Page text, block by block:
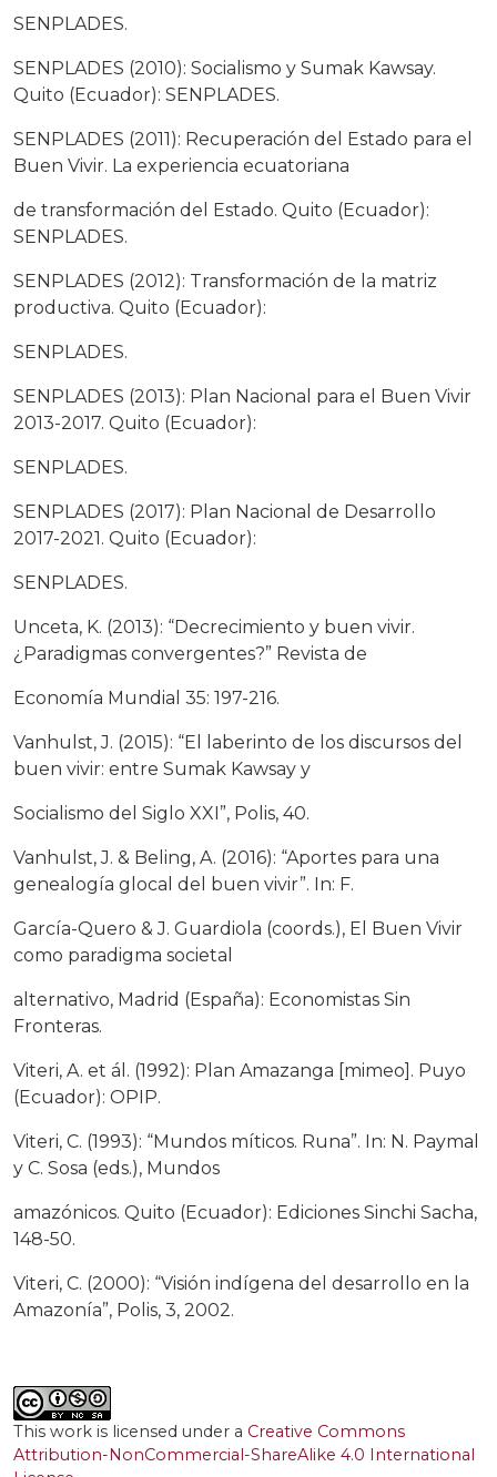
SENPLADES.
SENPLADES (2010): Socialismo y Sumak Kawsay.
Quito (Ecuador): SENPLADES.
SENPLADES (2011): Recuperación del Estado para el
Buen Vivir. La experiencia ecuatoriana
de transformación del Estado. Quito (Ecuador):
SENPLADES.
SENPLADES (2012): Transformación de la matriz
productiva. Quito (Ecuador):
SENPLADES.
SENPLADES (2013): Plan Nacional para el Buen Vivir
2013-2017. Quito (Ecuador):
SENPLADES.
SENPLADES (2017): Plan Nacional de Desarrollo
2017-2021. Quito (Ecuador):
SENPLADES.
Unceta, K. (2013): “Decrecimiento y buen vivir.
¿Paradigmas convergentes?” Revista de
Economía Mundial 35: 197-216.
Vanhulst, J. (2015): “El laberinto de los discursos del
buen vivir: entre Sumak Kawsay y
Socialismo del Siglo XXI”, Polis, 40.
Vanhulst, J. & Beling, A. (2016): “Aportes para una
genealogía glocal del buen vivir”. In: F.
García-Quero & J. Guardiola (coords.), El Buen Vivir
como paradigma societal
alternativo, Madrid (España): Economistas Sin
Fronteras.
Viteri, A. et ál. (1992): Plan Amazanga [mimeo]. Puyo
(Ecuador): OPIP.
Viteri, C. (1993): “Mundos míticos. Runa”. In: N. Paymal
y C. Sosa (eds.), Mundos
amazónicos. Quito (Ecuador): Ediciones Sinchi Sacha,
148-50.
Viteri, C. (2000): “Visión indígena del desarrollo en la
Amazonía”, Polis, 3, 2002.
This work is licensed under a Creative Commons
Attribution-NonCommercial-ShareAlike 4.0 International